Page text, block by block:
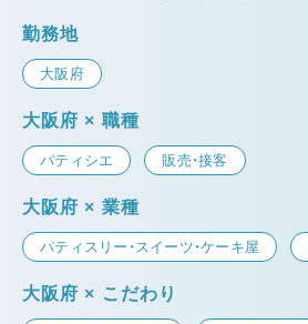
勤務地
大阪府
大阪府 × 職種
パティシエ 販売・接客
大阪府 × 業種
パティスリー・スイーツ・ケーキ屋
大阪府 × こだわり